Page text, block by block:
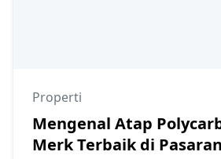
Properti
Mengenal Atap
Merk Terbaik di Pasaran